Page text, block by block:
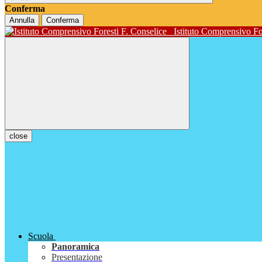
Conferma
Annulla Conferma
Istituto Comprensivo
close
Scuola
Panoramica
Presentazione